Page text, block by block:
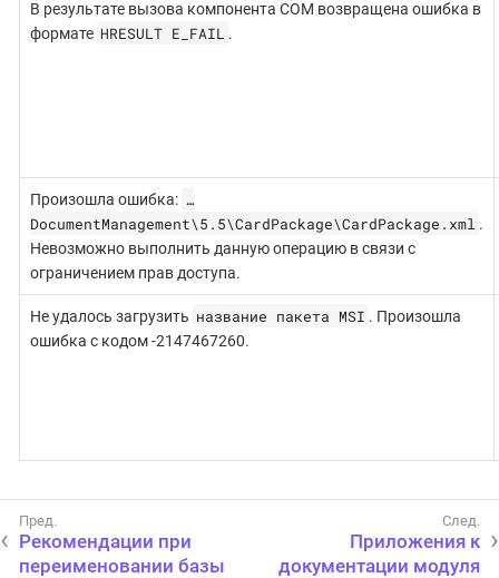
В результате вызова компонента COM возвращена ошибка в
формате HRESULT E_FAIL .
Произошла ошибка: …
DocumentManagement\5.5\CardPackage\CardPackage.xml .
Невозможно выполнить данную операцию в связи с
ограничением прав доступа.
Не удалось загрузить название пакета MSI . Произошла
ошибка с кодом -2147467260.
Рекомендации при
переименовании базы
Приложения к
документации модуля